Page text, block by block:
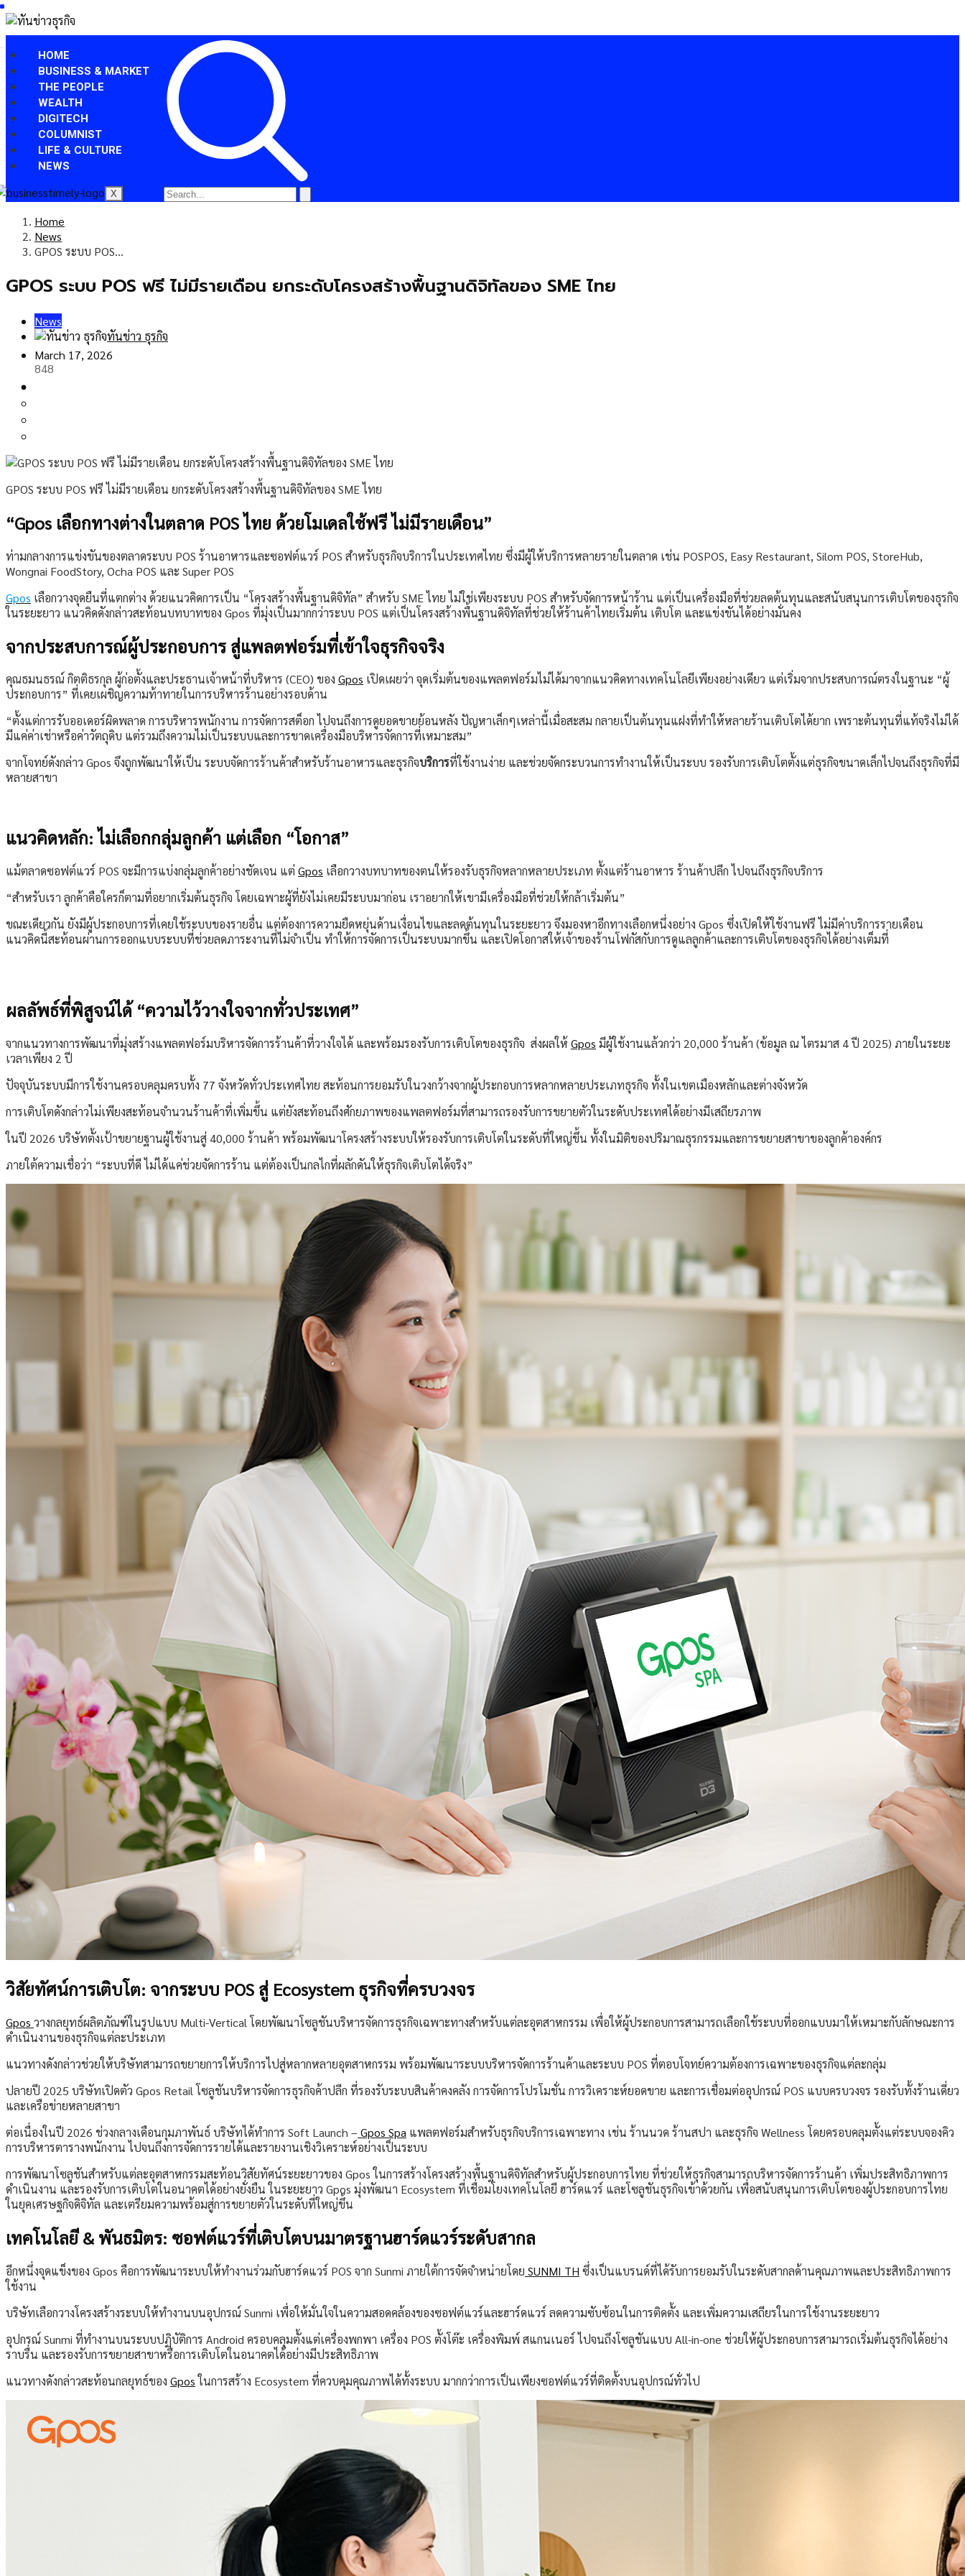
HOME
BUSINESS & MARKET
THE PEOPLE
WEALTH
DIGITECH
COLUMNIST
LIFE & CULTURE
NEWS
X
Home
News
GPOS ระบบ POS…
GPOS ระบบ POS ฟรี ไม่มีรายเดือน ยกระดับโครงสร้างพื้นฐานดิจิทัลของ SME ไทย
News
ทันข่าว ธุรกิจ
March 17, 2026
848
GPOS ระบบ POS ฟรี ไม่มีรายเดือน ยกระดับโครงสร้างพื้นฐานดิจิทัลของ SME ไทย
“Gpos เลือกทางต่างในตลาด POS ไทย ด้วยโมเดลใช้ฟรี ไม่มีรายเดือน”
ท่ามกลางการแข่งขันของตลาดระบบ POS ร้านอาหารและซอฟต์แวร์ POS สำหรับธุรกิจบริการในประเทศไทย ซึ่งมีผู้ให้บริการหลายรายในตลาด เช่น POSPOS, Easy Restaurant, Silom POS, StoreHub,
Wongnai FoodStory, Ocha POS และ Super POS
Gpos เลือกวางจุดยืนที่แตกต่าง ด้วยแนวคิดการเป็น “โครงสร้างพื้นฐานดิจิทัล” สำหรับ SME ไทย ไม่ใช่เพียงระบบ POS สำหรับจัดการหน้าร้าน แต่เป็นเครื่องมือที่ช่วยลดต้นทุนและสนับสนุนการเติบโตของธุรกิจ
ในระยะยาว แนวคิดดังกล่าวสะท้อนบทบาทของ Gpos ที่มุ่งเป็นมากกว่าระบบ POS แต่เป็นโครงสร้างพื้นฐานดิจิทัลที่ช่วยให้ร้านค้าไทยเริ่มต้น เติบโต และแข่งขันได้อย่างมั่นคง
จากประสบการณ์ผู้ประกอบการ สู่แพลตฟอร์มที่เข้าใจธุรกิจจริง
คุณธมนธรณ์ กิตติธรกุล ผู้ก่อตั้งและประธานเจ้าหน้าที่บริหาร (CEO) ของ Gpos เปิดเผยว่า จุดเริ่มต้นของแพลตฟอร์มไม่ได้มาจากแนวคิดทางเทคโนโลยีเพียงอย่างเดียว แต่เริ่มจากประสบการณ์ตรงในฐานะ “ผู้
ประกอบการ” ที่เคยเผชิญความท้าทายในการบริหารร้านอย่างรอบด้าน
“ตั้งแต่การรับออเดอร์ผิดพลาด การบริหารพนักงาน การจัดการสต็อก ไปจนถึงการดูยอดขายย้อนหลัง ปัญหาเล็กๆเหล่านี้เมื่อสะสม กลายเป็นต้นทุนแฝงที่ทำให้หลายร้านเติบโตได้ยาก เพราะต้นทุนที่แท้จริงไม่ได้
มีแค่ค่าเช่าหรือค่าวัตถุดิบ แต่รวมถึงความไม่เป็นระบบและการขาดเครื่องมือบริหารจัดการที่เหมาะสม”
จากโจทย์ดังกล่าว Gpos จึงถูกพัฒนาให้เป็น ระบบจัดการร้านค้าสำหรับร้านอาหารและธุรกิจบริการที่ใช้งานง่าย และช่วยจัดกระบวนการทำงานให้เป็นระบบ รองรับการเติบโตตั้งแต่ธุรกิจขนาดเล็กไปจนถึงธุรกิจที่มี
หลายสาขา
แนวคิดหลัก: ไม่เลือกกลุ่มลูกค้า แต่เลือก “โอกาส”
แม้ตลาดซอฟต์แวร์ POS จะมีการแบ่งกลุ่มลูกค้าอย่างชัดเจน แต่ Gpos เลือกวางบทบาทของตนให้รองรับธุรกิจหลากหลายประเภท ตั้งแต่ร้านอาหาร ร้านค้าปลีก ไปจนถึงธุรกิจบริการ
“สำหรับเรา ลูกค้าคือใครก็ตามที่อยากเริ่มต้นธุรกิจ โดยเฉพาะผู้ที่ยังไม่เคยมีระบบมาก่อน เราอยากให้เขามีเครื่องมือที่ช่วยให้กล้าเริ่มต้น”
ขณะเดียวกัน ยังมีผู้ประกอบการที่เคยใช้ระบบของรายอื่น แต่ต้องการความยืดหยุ่นด้านเงื่อนไขและลดต้นทุนในระยะยาว จึงมองหาอีกทางเลือกหนึ่งอย่าง Gpos ซึ่งเปิดให้ใช้งานฟรี ไม่มีค่าบริการรายเดือน
แนวคิดนี้สะท้อนผ่านการออกแบบระบบที่ช่วยลดภาระงานที่ไม่จำเป็น ทำให้การจัดการเป็นระบบมากขึ้น และเปิดโอกาสให้เจ้าของร้านโฟกัสกับการดูแลลูกค้าและการเติบโตของธุรกิจได้อย่างเต็มที่
ผลลัพธ์ที่พิสูจน์ได้ “ความไว้วางใจจากทั่วประเทศ”
จากแนวทางการพัฒนาที่มุ่งสร้างแพลตฟอร์มบริหารจัดการร้านค้าที่วางใจได้ และพร้อมรองรับการเติบโตของธุรกิจ ส่งผลให้ Gpos มีผู้ใช้งานแล้วกว่า 20,000 ร้านค้า (ข้อมูล ณ ไตรมาส 4 ปี 2025) ภายในระยะ
เวลาเพียง 2 ปี
ปัจจุบันระบบมีการใช้งานครอบคลุมครบทั้ง 77 จังหวัดทั่วประเทศไทย สะท้อนการยอมรับในวงกว้างจากผู้ประกอบการหลากหลายประเภทธุรกิจ ทั้งในเขตเมืองหลักและต่างจังหวัด
การเติบโตดังกล่าวไม่เพียงสะท้อนจำนวนร้านค้าที่เพิ่มขึ้น แต่ยังสะท้อนถึงศักยภาพของแพลตฟอร์มที่สามารถรองรับการขยายตัวในระดับประเทศได้อย่างมีเสถียรภาพ
ในปี 2026 บริษัทตั้งเป้าขยายฐานผู้ใช้งานสู่ 40,000 ร้านค้า พร้อมพัฒนาโครงสร้างระบบให้รองรับการเติบโตในระดับที่ใหญ่ขึ้น ทั้งในมิติของปริมาณธุรกรรมและการขยายสาขาของลูกค้าองค์กร
ภายใต้ความเชื่อว่า “ระบบที่ดี ไม่ได้แค่ช่วยจัดการร้าน แต่ต้องเป็นกลไกที่ผลักดันให้ธุรกิจเติบโตได้จริง”
วิสัยทัศน์การเติบโต: จากระบบ POS สู่ Ecosystem ธุรกิจที่ครบวงจร
Gpos วางกลยุทธ์ผลิตภัณฑ์ในรูปแบบ Multi-Vertical โดยพัฒนาโซลูชันบริหารจัดการธุรกิจเฉพาะทางสำหรับแต่ละอุตสาหกรรม เพื่อให้ผู้ประกอบการสามารถเลือกใช้ระบบที่ออกแบบมาให้เหมาะกับลักษณะการ
ดำเนินงานของธุรกิจแต่ละประเภท
แนวทางดังกล่าวช่วยให้บริษัทสามารถขยายการให้บริการไปสู่หลากหลายอุตสาหกรรม พร้อมพัฒนาระบบบริหารจัดการร้านค้าและระบบ POS ที่ตอบโจทย์ความต้องการเฉพาะของธุรกิจแต่ละกลุ่ม
ปลายปี 2025 บริษัทเปิดตัว Gpos Retail โซลูชันบริหารจัดการธุรกิจค้าปลีก ที่รองรับระบบสินค้าคงคลัง การจัดการโปรโมชั่น การวิเคราะห์ยอดขาย และการเชื่อมต่ออุปกรณ์ POS แบบครบวงจร รองรับทั้งร้านเดี่ยว
และเครือข่ายหลายสาขา
ต่อเนื่องในปี 2026 ช่วงกลางเดือนกุมภาพันธ์ บริษัทได้ทำการ Soft Launch – Gpos Spa แพลตฟอร์มสำหรับธุรกิจบริการเฉพาะทาง เช่น ร้านนวด ร้านสปา และธุรกิจ Wellness โดยครอบคลุมตั้งแต่ระบบจองคิว
การบริหารตารางพนักงาน ไปจนถึงการจัดการรายได้และรายงานเชิงวิเคราะห์อย่างเป็นระบบ
การพัฒนาโซลูชันสำหรับแต่ละอุตสาหกรรมสะท้อนวิสัยทัศน์ระยะยาวของ Gpos ในการสร้างโครงสร้างพื้นฐานดิจิทัลสำหรับผู้ประกอบการไทย ที่ช่วยให้ธุรกิจสามารถบริหารจัดการร้านค้า เพิ่มประสิทธิภาพการ
ดำเนินงาน และรองรับการเติบโตในอนาคตได้อย่างยั่งยืน ในระยะยาว Gpos มุ่งพัฒนา Ecosystem ที่เชื่อมโยงเทคโนโลยี ฮาร์ดแวร์ และโซลูชันธุรกิจเข้าด้วยกัน เพื่อสนับสนุนการเติบโตของผู้ประกอบการไทย
ในยุคเศรษฐกิจดิจิทัล และเตรียมความพร้อมสู่การขยายตัวในระดับที่ใหญ่ขึ้น
เทคโนโลยี & พันธมิตร: ซอฟต์แวร์ที่เติบโตบนมาตรฐานฮาร์ดแวร์ระดับสากล
อีกหนึ่งจุดแข็งของ Gpos คือการพัฒนาระบบให้ทำงานร่วมกับฮาร์ดแวร์ POS จาก Sunmi ภายใต้การจัดจำหน่ายโดย SUNMI TH ซึ่งเป็นแบรนด์ที่ได้รับการยอมรับในระดับสากลด้านคุณภาพและประสิทธิภาพการ
ใช้งาน
บริษัทเลือกวางโครงสร้างระบบให้ทำงานบนอุปกรณ์ Sunmi เพื่อให้มั่นใจในความสอดคล้องของซอฟต์แวร์และฮาร์ดแวร์ ลดความซับซ้อนในการติดตั้ง และเพิ่มความเสถียรในการใช้งานระยะยาว
อุปกรณ์ Sunmi ที่ทำงานบนระบบปฏิบัติการ Android ครอบคลุมตั้งแต่เครื่องพกพา เครื่อง POS ตั้งโต๊ะ เครื่องพิมพ์ สแกนเนอร์ ไปจนถึงโซลูชันแบบ All-in-one ช่วยให้ผู้ประกอบการสามารถเริ่มต้นธุรกิจได้อย่าง
ราบรื่น และรองรับการขยายสาขาหรือการเติบโตในอนาคตได้อย่างมีประสิทธิภาพ
แนวทางดังกล่าวสะท้อนกลยุทธ์ของ Gposในการสร้าง Ecosystem ที่ควบคุมคุณภาพได้ทั้งระบบ มากกว่าการเป็นเพียงซอฟต์แวร์ที่ติดตั้งบนอุปกรณ์ทั่วไป